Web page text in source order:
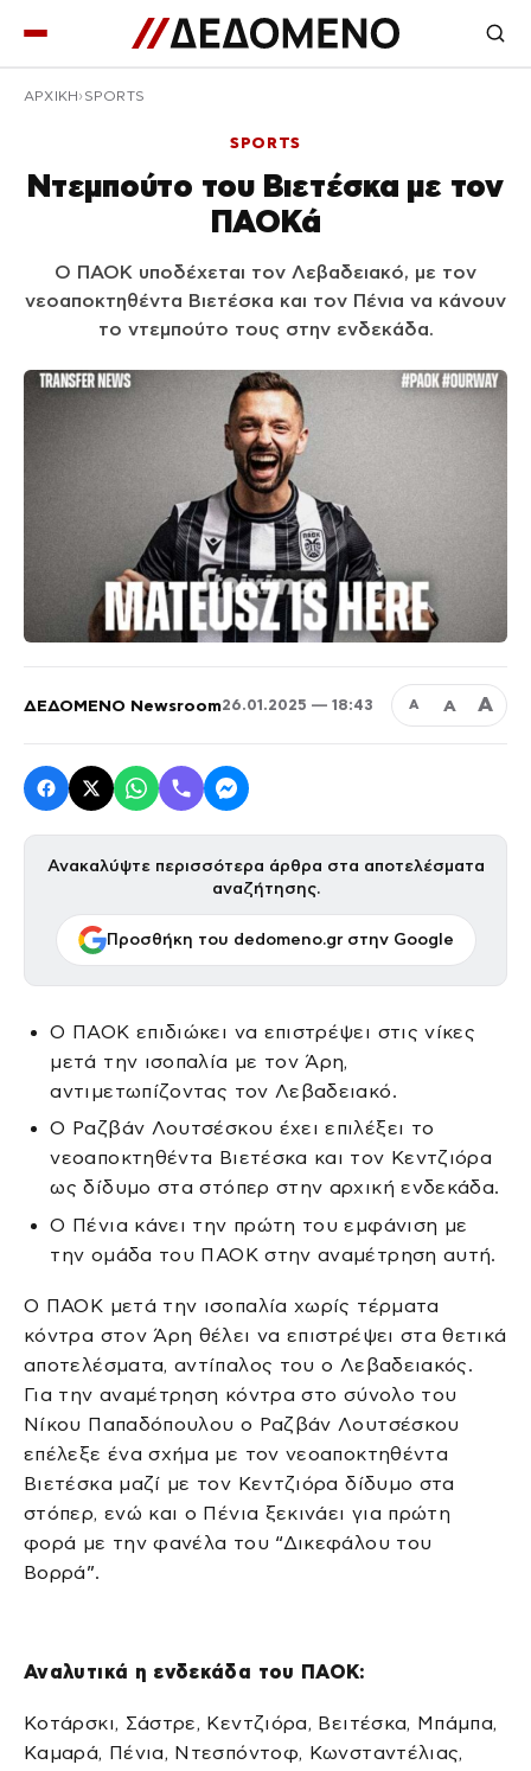
ΑΡΧΙΚΉ SPORTS
SPORTS
Ντεμπούτο του Βιετέσκα με τον
ΠΑΟΚά
Ο ΠΑΟΚ υποδέχεται τον Λεβαδειακό, με τον
νεοαποκτηθέντα Βιετέσκα και τον Πένια να κάνουν
το ντεμπούτο τους στην ενδεκάδα.
ΔΕΔΟΜΕΝΟ Newsroom26.01.2025 — 18:43 Α Α Α
Ανακαλύψτε περισσότερα άρθρα στα αποτελέσματα
αναζήτησης.
Προσθήκη του dedomeno.gr στην Google
Ο ΠΑΟΚ επιδιώκει να επιστρέψει στις νίκες
μετά την ισοπαλία με τον Άρη,
αντιμετωπίζοντας τον Λεβαδειακό.
Ο Ραζβάν Λουτσέσκου έχει επιλέξει το
νεοαποκτηθέντα Βιετέσκα και τον Κεντζιόρα
ως δίδυμο στα στόπερ στην αρχική ενδεκάδα.
Ο Πένια κάνει την πρώτη του εμφάνιση με
την ομάδα του ΠΑΟΚ στην αναμέτρηση αυτή.
Ο ΠΑΟΚ μετά την ισοπαλία χωρίς τέρματα
κόντρα στον Άρη θέλει να επιστρέψει στα θετικά
αποτελέσματα, αντίπαλος του ο Λεβαδειακός.
Για την αναμέτρηση κόντρα στο σύνολο του
Νίκου Παπαδόπουλου ο Ραζβάν Λουτσέσκου
επέλεξε ένα σχήμα με τον νεοαποκτηθέντα
Βιετέσκα μαζί με τον Κεντζιόρα δίδυμο στα
στόπερ, ενώ και ο Πένια ξεκινάει για πρώτη
φορά με την φανέλα του “Δικεφάλου του
Βορρά”.
Αναλυτικά η ενδεκάδα του ΠΑΟΚ:
Κοτάρσκι, Σάστρε, Κεντζιόρα, Βειτέσκα, Μπάμπα,
Καμαρά, Πένια, Ντεσπόντοφ, Κωνσταντέλιας,